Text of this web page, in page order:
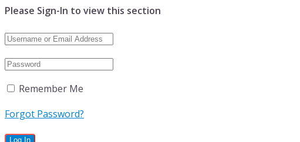
Please Sign-In to view this section
Remember Me
Forgot Password?